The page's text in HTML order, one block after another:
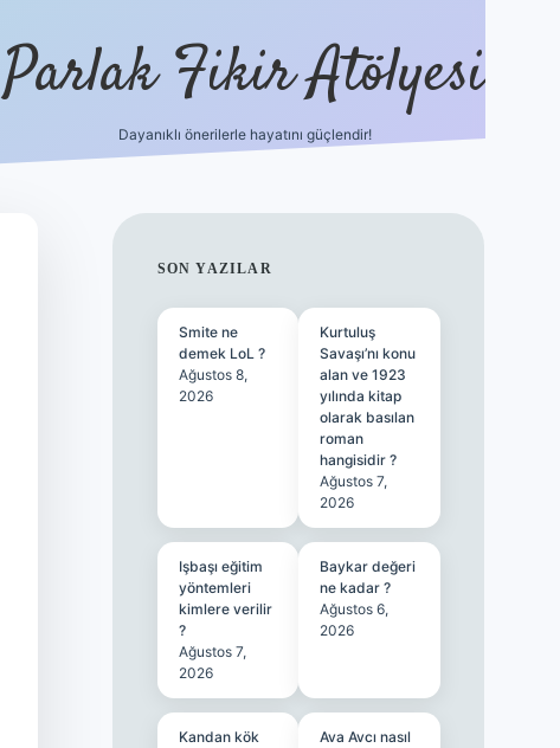
Parlak Fikir Atölyesi
Dayanıklı önerilerle hayatını güçlendir!
SIDEBAR
SON YAZILAR
Smite ne
demek LoL ?
Ağustos 8,
2026
Kurtuluş
Savaşı’nı konu
alan ve 1923
yılında kitap
olarak basılan
roman
hangisidir ?
Ağustos 7,
2026
Işbaşı eğitim
yöntemleri
kimlere verilir
?
Ağustos 7,
2026
Baykar değeri
ne kadar ?
Ağustos 6,
2026
Kandan kök
Ava Avcı nasıl
ilbet casino